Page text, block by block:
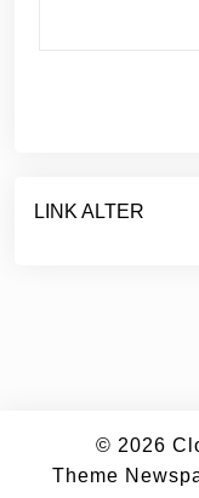
LINK ALTER
© 2026
Theme